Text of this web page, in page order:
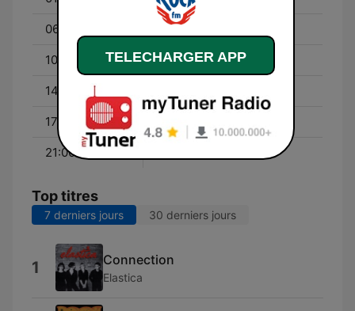
06:00 - 10:00 El Pirata y su banda
10:00 - 14:30 Marta Vázquez
14:30 - 17:00
17:00 - 21:00
21:00 - 00:00
Top titres
7 derniers jours 30 derniers jours
1 Connection
Elastica
TELECHARGER APP